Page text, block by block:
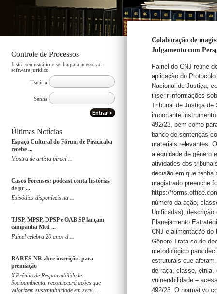
Controle de Processos
Insira seu usuário e senha para acesso ao
software jurídico
Usuário
Senha
Entrar
Últimas Notícias
Espaço Cultural do Fórum de Piracicaba
recebe ...
Mostra de artista piraci ...
Casos Forenses: podcast conta histórias
de pr ...
Episódios disponíveis na ...
TJSP, MPSP, DPSP e OAB SP lançam
campanha Med ...
Painel celebra 20 anos d ...
RARES-NR abre inscrições para
premiação
X Prêmio de Responsabilidade
Socioambiental reconhecerá ações que
valorizem sustentabilidade em serv ...
Colaboração de
Julgamento com
Painel do CNJ reúne
aplicação do
Nacional de Justiça,
inserir informações
Tribunal de Justiça de
importante
492/23, bem como
banco de sentenças
materiais relevantes.
a equidade de gênero
atividades dos
decisão em que tenha
magistrado preenche
https://
número da ação,
Unificadas), descrição
Planejamento
CNJ e alimentação do
Gênero Trata-se de
metodológico para
estruturais que
de raça, classe, etnia,
vulnerabilidade –
492/23. O normativo